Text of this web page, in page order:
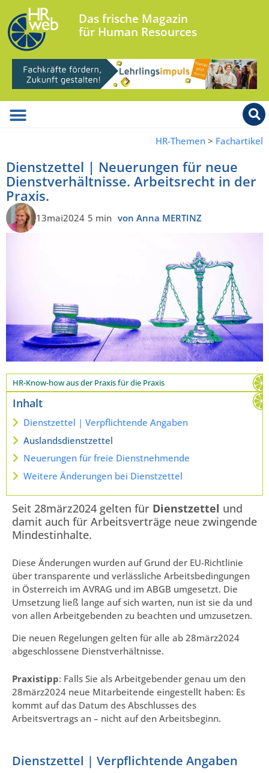
Das frische Magazin
für Human Resources
HR-Themen > Fachartikel
Dienstzettel | Neuerungen für neue
Dienstverhältnisse. Arbeitsrecht in der
Praxis.
13mai2024 5 min von Anna MERTINZ
HR-Know-how aus der Praxis für die Praxis
Inhalt
Dienstzettel | Verpflichtende Angaben
Auslandsdienstzettel
Neuerungen für freie Dienstnehmende
Weitere Änderungen bei Dienstzettel
Seit 28märz2024 gelten für Dienstzettel und
damit auch für Arbeitsverträge neue zwingende
Mindestinhalte.
Diese Änderungen wurden auf Grund der EU-Richtlinie
über transparente und verlässliche Arbeitsbedingungen
in Österreich im AVRAG und im ABGB umgesetzt. Die
Umsetzung ließ lange auf sich warten, nun ist sie da und
von allen Arbeitgebenden zu beachten und umzusetzen.
Die neuen Regelungen gelten für alle ab 28märz2024
abgeschlossene Dienstverhältnisse.
Praxistipp: Falls Sie als Arbeitgebender genau um den
28märz2024 neue Mitarbeitende eingestellt haben: Es
kommt auf das Datum des Abschlusses des
Arbeitsvertrags an – nicht auf den Arbeitsbeginn.
Dienstzettel | Verpflichtende Angaben